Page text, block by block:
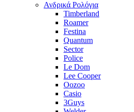
Ανδρικά Ρολόγια
Timberland
Roamer
Festina
Quantum
Sector
Police
Le Dom
Lee Cooper
Oozoo
Casio
3Guys